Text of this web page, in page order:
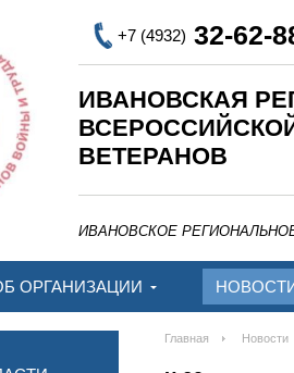
+7 (4932) 32-62-
ИВАНОВСКАЯ
ВЕТЕРАНОВ
ИВАНОВСКОЕ
ОРГАНИЗАЦИИ
Главная Новости